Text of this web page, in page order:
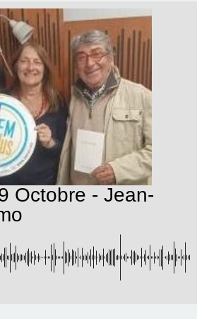
Octobre - Jean-